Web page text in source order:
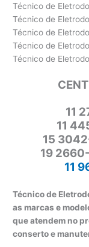
Técnico de
Técnico de
Técnico de
Técnico de
Técnico de
11
11
15
19
11
Técnico de
as marcas e
que atendem no
conserto e